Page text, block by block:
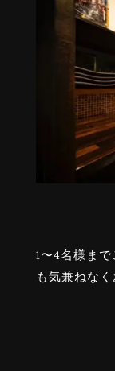
1〜4名様ま
も気兼ねな